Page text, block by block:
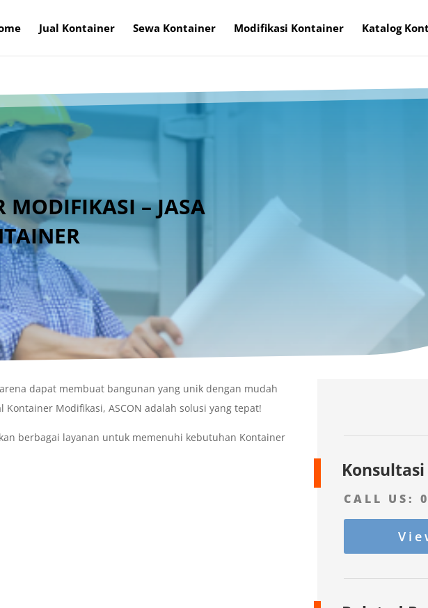
Jual Kontainer Sewa Kontainer Modifikasi Kontainer Katalog
MODIFIKASI – JASA
dapat membuat bangunan yang unik dengan mudah
Modifikasi, ASCON adalah solusi yang tepat!
berbagai layanan untuk memenuhi kebutuhan Kontainer
Konsultasi
CALL US: